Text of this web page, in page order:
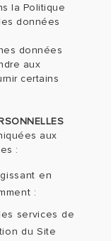
la Politique
données
données
aux
certains
aux
:
en
:
services de
du Site